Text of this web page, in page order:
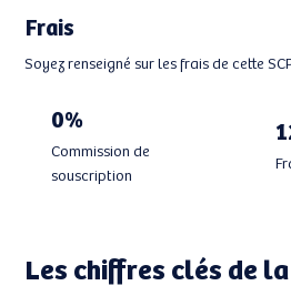
Frais
Soyez renseigné sur les frais de cette
0%
Commission de
souscription
Les chiffres clés de la